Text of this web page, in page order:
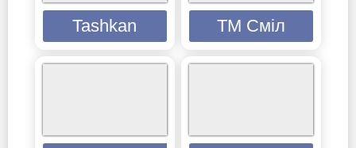
Tashkan ТМ Сміл